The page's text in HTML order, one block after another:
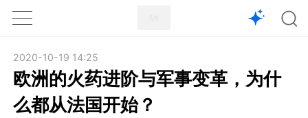
1X
2020-10-19 14:25
欧洲的火药进阶与军事变革，为什
么都从法国开始？